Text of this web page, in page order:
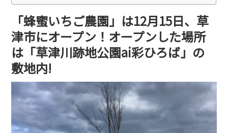
「蜂蜜いちご農園」は12月15日、草
津市にオープン！オープンした場所
は「草津川跡地公園ai彩ひろば」の
敷地内!